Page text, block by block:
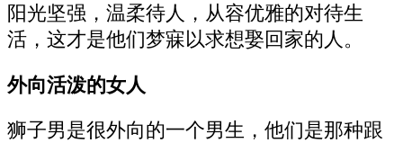
阳光坚强，温柔待人，从容优雅的对待生
活，这才是他们梦寐以求想娶回家的人。
外向活泼的女人
狮子男是很外向的一个男生，他们是那种跟